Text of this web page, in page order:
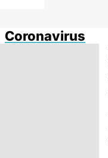
Coronavirus